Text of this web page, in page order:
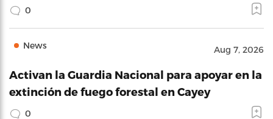
0
News Aug 7, 2026
Activan la Guardia Nacional para apoyar en la
extinción de fuego forestal en Cayey
0